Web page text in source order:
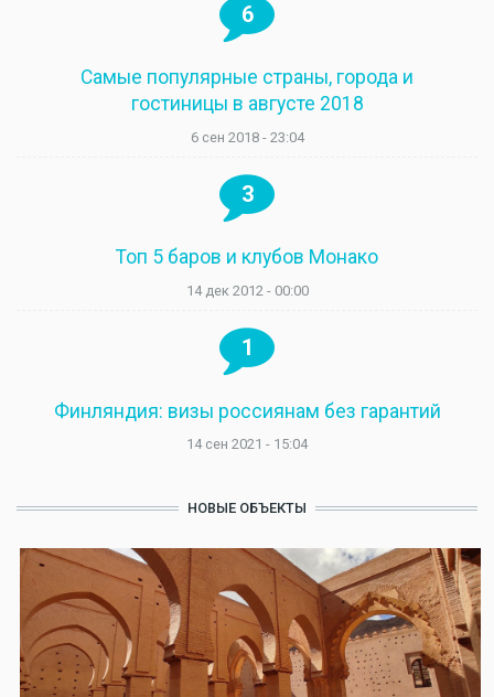
6
Самые популярные страны, города и
гостиницы в августе 2018
6 сен 2018 - 23:04
3
Топ 5 баров и клубов Монако
14 дек 2012 - 00:00
1
Финляндия: визы россиянам без гарантий
14 сен 2021 - 15:04
НОВЫЕ ОБЪЕКТЫ